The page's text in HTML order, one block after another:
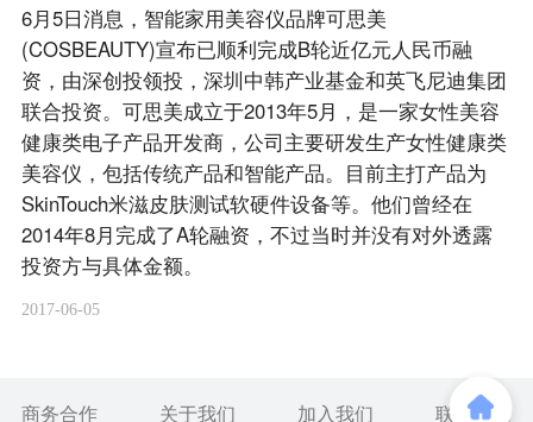
6月5日消息，智能家用美容仪品牌可思美
(COSBEAUTY)宣布已顺利完成B轮近亿元人民币融
资，由深创投领投，深圳中韩产业基金和英飞尼迪集团
联合投资。可思美成立于2013年5月，是一家女性美容
健康类电子产品开发商，公司主要研发生产女性健康类
美容仪，包括传统产品和智能产品。目前主打产品为
SkinTouch米滋皮肤测试软硬件设备等。他们曾经在
2014年8月完成了A轮融资，不过当时并没有对外透露
投资方与具体金额。
2017-06-05
商务合作 关于我们 加入我们
联系我们